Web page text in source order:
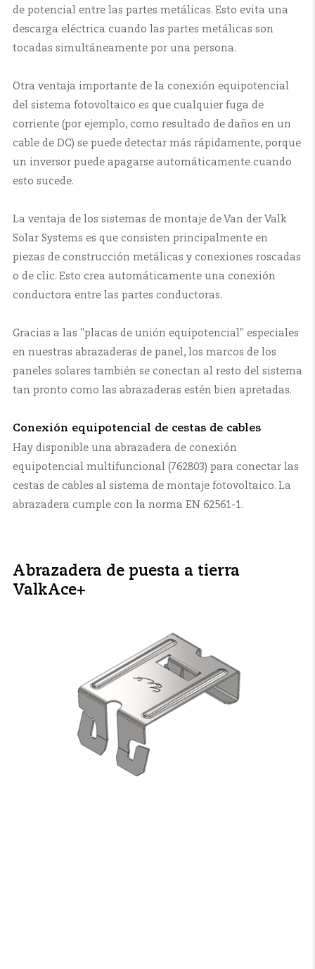
de potencial entre las partes metálicas. Esto evita una
descarga eléctrica cuando las partes metálicas son
tocadas simultáneamente por una persona.
Otra ventaja importante de la conexión equipotencial
del sistema fotovoltaico es que cualquier fuga de
corriente (por ejemplo, como resultado de daños en un
cable de DC) se puede detectar más rápidamente, porque
un inversor puede apagarse automáticamente cuando
esto sucede.
La ventaja de los sistemas de montaje de Van der Valk
Solar Systems es que consisten principalmente en
piezas de construcción metálicas y conexiones roscadas
o de clic. Esto crea automáticamente una conexión
conductora entre las partes conductoras.
Gracias a las "placas de unión equipotencial" especiales
en nuestras abrazaderas de panel, los marcos de los
paneles solares también se conectan al resto del sistema
tan pronto como las abrazaderas estén bien apretadas.
Conexión equipotencial de cestas de cables
Hay disponible una abrazadera de conexión
equipotencial multifuncional (762803) para conectar las
cestas de cables al sistema de montaje fotovoltaico. La
abrazadera cumple con la norma EN 62561-1.
Abrazadera de puesta a tierra
ValkAce+